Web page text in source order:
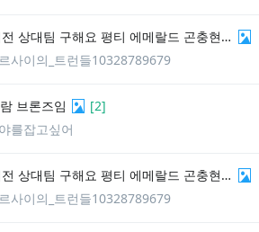
9시 10분에 55 내전 상대팀 구해요 평티 에메랄드 곤충현#kr3
사이의_트런들10328789679
브론즈임 [2]
를잡고싶어
9시 10분에 55 내전 상대팀 구해요 평티 에메랄드 곤충현#kr3
사이의_트런들10328789679